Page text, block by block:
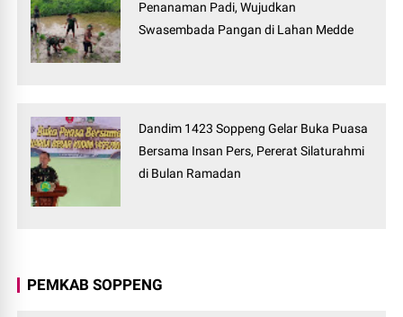
Penanaman Padi, Wujudkan
Swasembada Pangan di Lahan Medde
Dandim 1423 Soppeng Gelar Buka Puasa
Bersama Insan Pers, Pererat Silaturahmi
di Bulan Ramadan
PEMKAB SOPPENG